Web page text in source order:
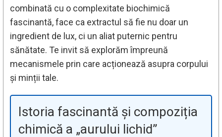
combinată cu o complexitate biochimică
fascinantă, face ca extractul să fie nu doar un
ingredient de lux, ci un aliat puternic pentru
sănătate. Te invit să explorăm împreună
mecanismele prin care acționează asupra corpului
și minții tale.
Istoria fascinantă și compoziția
chimică a „aurului lichid”